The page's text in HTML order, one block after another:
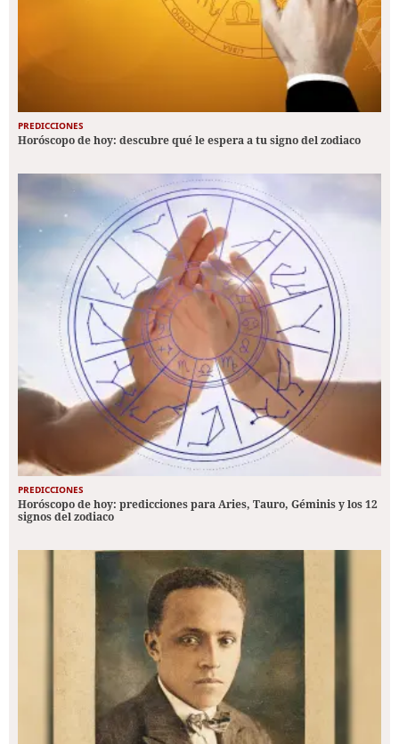
PREDICCIONES
Horóscopo de hoy: descubre qué le espera a tu signo del zodiaco
PREDICCIONES
Horóscopo de hoy: predicciones para Aries, Tauro, Géminis y los 12
signos del zodiaco